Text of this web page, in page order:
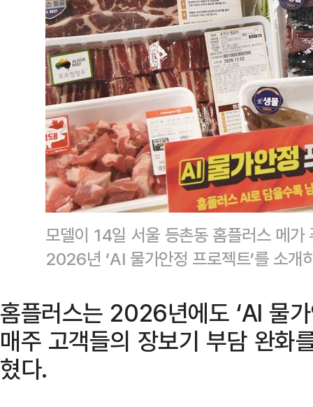
모델이 14일 서울 등촌동 홈플러스 메가
2026년 ‘AI 물가안정 프로젝트’를 소
홈플러스는 2026년에도 ‘AI 물
매주 고객들의 장보기 부담 완화
혔다.